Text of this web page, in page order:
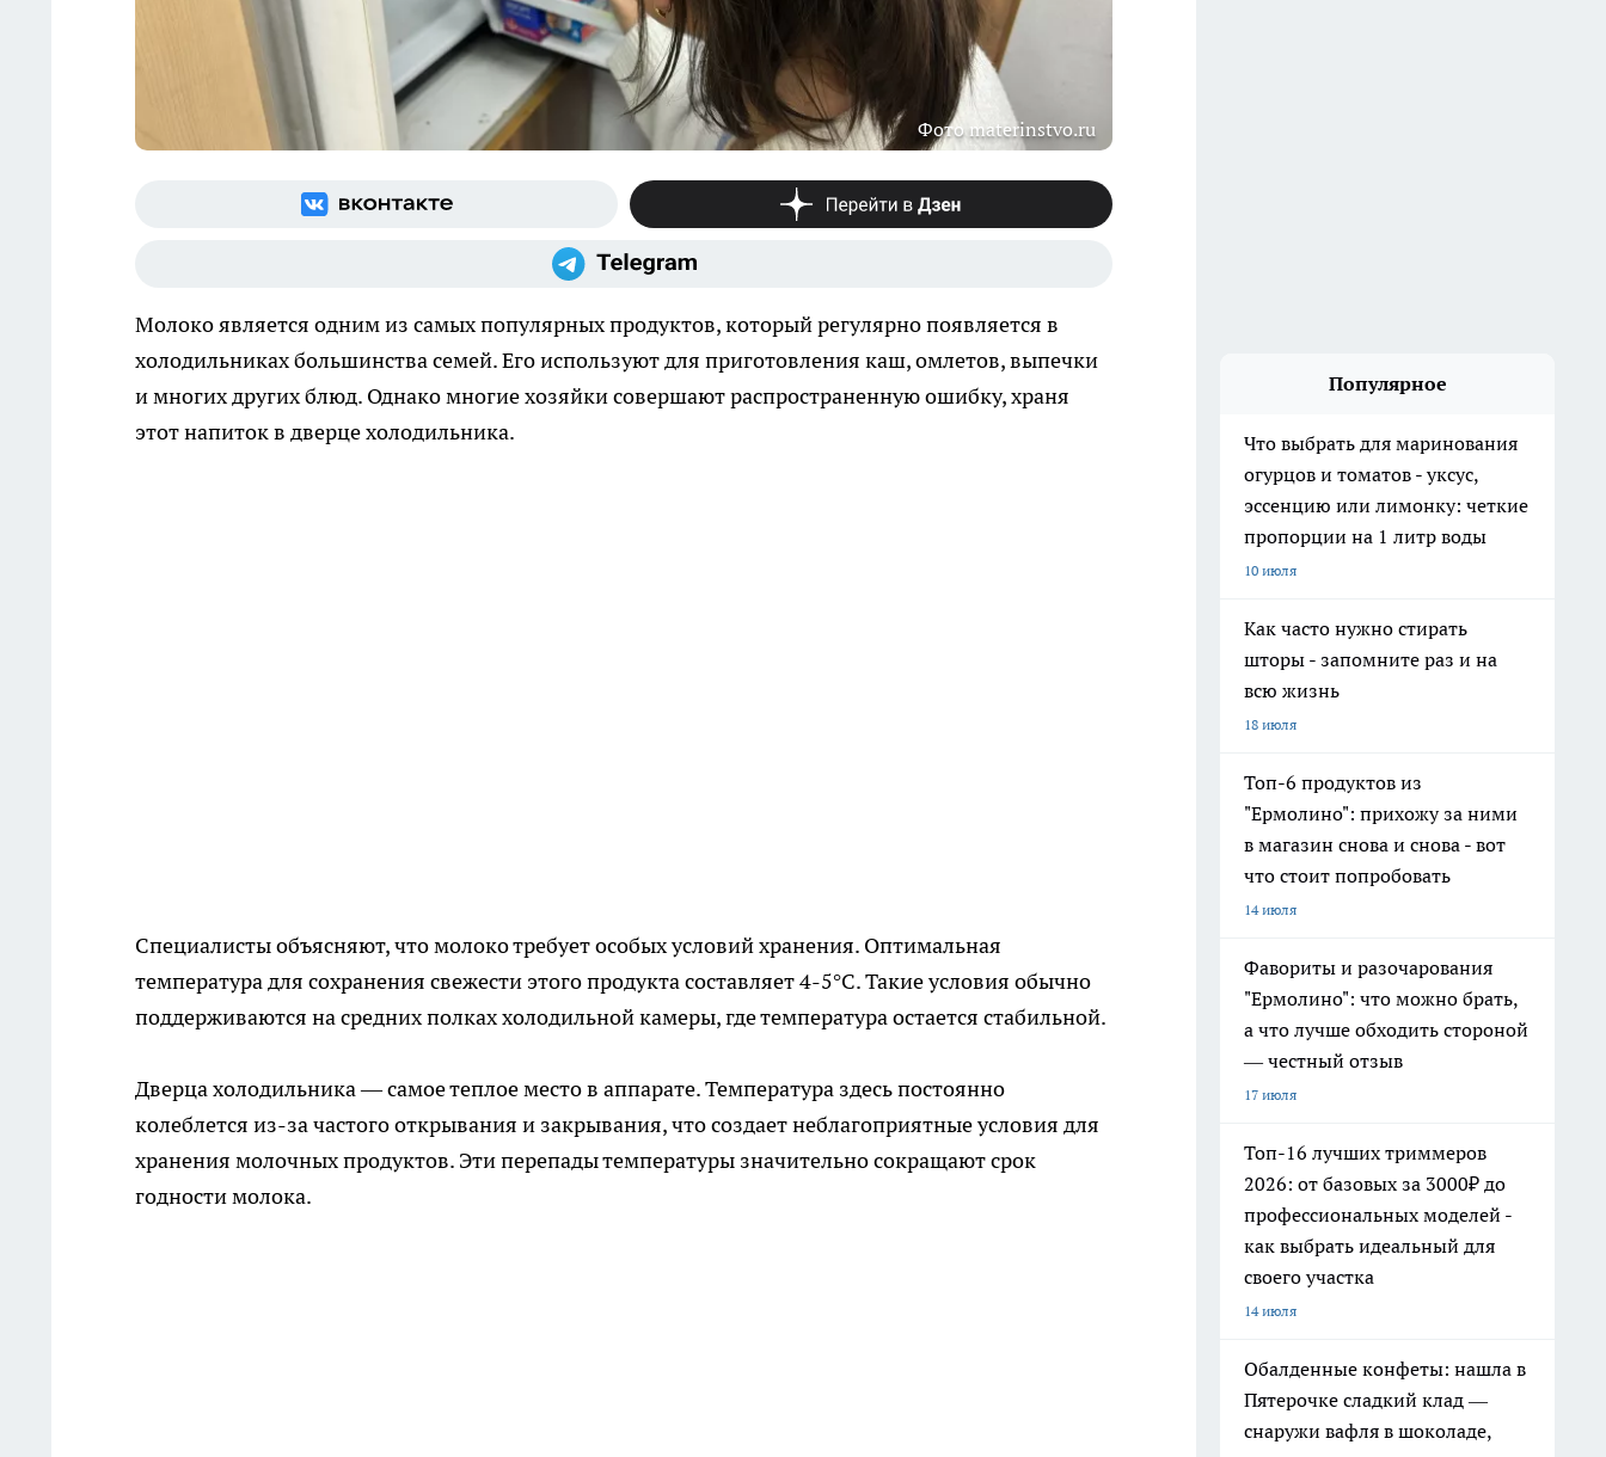
Фото materinstvo.ru
Молоко является одним из самых популярных продуктов, который регулярно появляется в
холодильниках большинства семей. Его используют для приготовления каш, омлетов, выпечки
и многих других блюд. Однако многие хозяйки совершают распространенную ошибку, храня
этот напиток в дверце холодильника.
Специалисты объясняют, что молоко требует особых условий хранения. Оптимальная
температура для сохранения свежести этого продукта составляет 4-5°C. Такие условия обычно
поддерживаются на средних полках холодильной камеры, где температура остается стабильной.
Дверца холодильника — самое теплое место в аппарате. Температура здесь постоянно
колеблется из-за частого открывания и закрывания, что создает неблагоприятные условия для
хранения молочных продуктов. Эти перепады температуры значительно сокращают срок
годности молока.
Популярное
Что выбрать для маринования
огурцов и томатов - уксус,
эссенцию или лимонку: четкие
пропорции на 1 литр воды
10 июля
Как часто нужно стирать
шторы - запомните раз и на
всю жизнь
18 июля
Топ-6 продуктов из
"Ермолино": прихожу за ними
в магазин снова и снова - вот
что стоит попробовать
14 июля
Фавориты и разочарования
"Ермолино": что можно брать,
а что лучше обходить стороной
— честный отзыв
17 июля
Топ-16 лучших триммеров
2026: от базовых за 3000₽ до
профессиональных моделей -
как выбрать идеальный для
своего участка
14 июля
Обалденные конфеты: нашла в
Пятерочке сладкий клад —
снаружи вафля в шоколаде,